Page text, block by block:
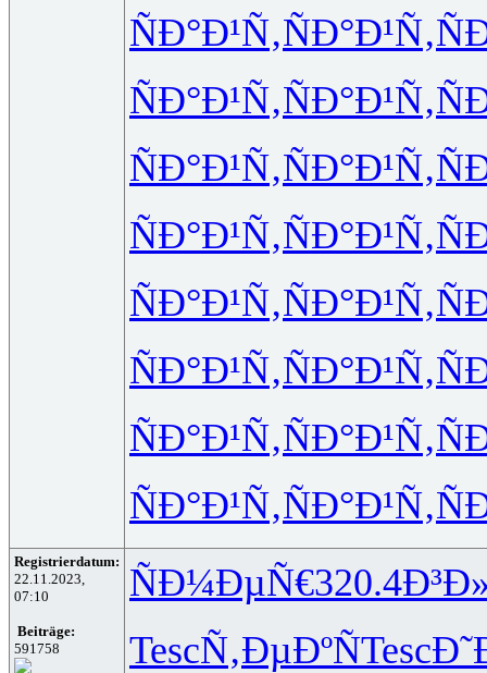
ÑÐ°Ð¹Ñ‚ÑÐ°Ð¹Ñ‚
ÑÐ°Ð¹Ñ‚ÑÐ°Ð¹Ñ‚
ÑÐ°Ð¹Ñ‚ÑÐ°Ð¹Ñ‚
ÑÐ°Ð¹Ñ‚ÑÐ°Ð¹Ñ‚
ÑÐ°Ð¹Ñ‚ÑÐ°Ð¹Ñ‚
ÑÐ°Ð¹Ñ‚ÑÐ°Ð¹Ñ‚
ÑÐ°Ð¹Ñ‚ÑÐ°Ð¹Ñ‚
ÑÐ°Ð¹Ñ‚ÑÐ°Ð¹Ñ‚
Registrierdatum:
22.11.2023,
07:10
Beiträge:
591758
ÑÐ¼ÐµÑ€320.4
TescÑ‚ÐµÐºÑTesc